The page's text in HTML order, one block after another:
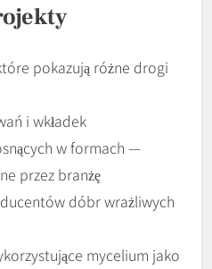
pokazują różne drogi
i wkładek
w formach —
przez branżę
dóbr wrażliwych
mycelium jako